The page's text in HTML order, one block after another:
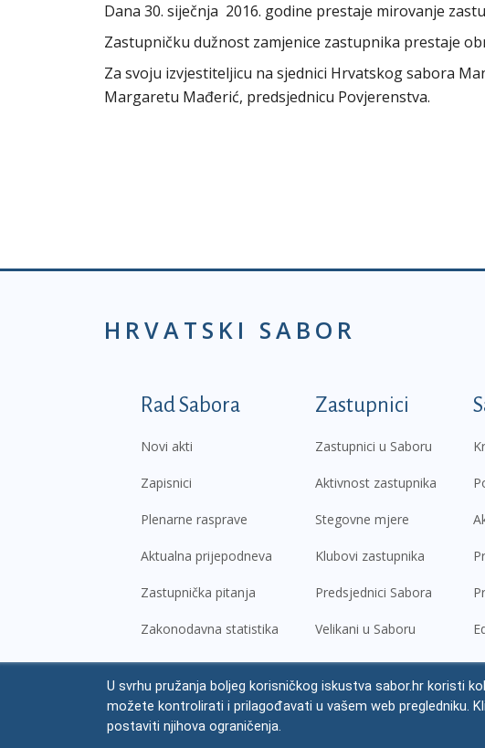
Dana 30. siječnja 2016. godine prestaje mirovanje
Zastupničku dužnost zamjenice zastupnika prestaje
Za svoju izvjestiteljicu na sjednici Hrvatskog sabora
Margaretu Mađerić, predsjednicu Povjerenstva.
HRVATSKI SABOR
Podnožje prvi izbornik
Rad Sabora
Novi akti
Zapisnici
Plenarne rasprave
Aktualna prijepodneva
Zastupnička pitanja
Zakonodavna statistika
Zastupnici
Zastupnici u Saboru
Aktivnost zastupnika
Stegovne mjere
Klubovi zastupnika
Predsjednici Sabora
Velikani u Saboru
© Hrvatski sabor, 2026 Pravne napomene
U svrhu pružanja boljeg korisničkog iskustva sabor.hr koristi
možete kontrolirati i prilagođavati u vašem web pregledniku.
postaviti njihova ograničenja.